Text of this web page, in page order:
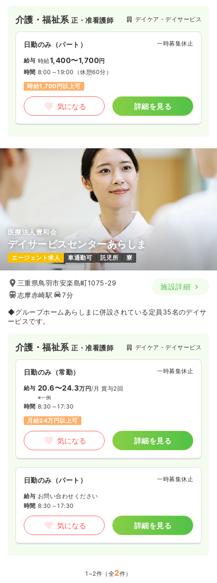
介護・福祉系正・准看護師 デイケア・デイサービス
日勤のみ（パート） 一時募集休止
給与 時給1,400〜1,700円
時間 8:00～19:00 （休憩60分）
時給1,700円以上可
気になる 詳細を見る
医療法人豊和会
デイサービスセンターあらしま
エージェント求人 車通勤可 託児所 寮
三重県鳥羽市安楽島町1075-29
志摩赤崎駅
7分
施設詳細
◆グループホームあらしまに併設されている定員35名のデイサ
ービスです。
介護・福祉系正・准看護師 デイケア・デイサービス
日勤のみ（常勤） 一時募集休止
給与 20.6〜24.3万円/月 賞与2回
※一例
時間 8:30～17:30
月給24万円以上可
気になる 詳細を見る
日勤のみ（パート） 一時募集休止
給与 お問い合わせください
時間 8:30～17:30
気になる 詳細を見る
1~2件（全2件）